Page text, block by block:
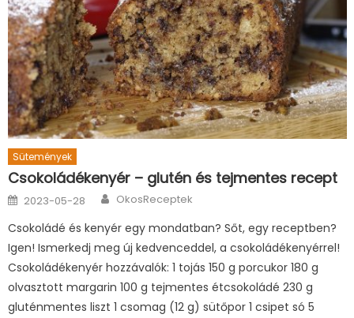
Sütemények
Csokoládékenyér – glutén és tejmentes recept
Posted
on
2023-05-28 Author
OkosReceptek
Csokoládé és kenyér egy mondatban? Sőt, egy receptben?
Igen! Ismerkedj meg új kedvenceddel, a csokoládékenyérrel!
Csokoládékenyér hozzávalók: 1 tojás 150 g porcukor 180 g
olvasztott margarin 100 g tejmentes étcsokoládé 230 g
gluténmentes liszt 1 csomag (12 g) sütőpor 1 csipet só 5